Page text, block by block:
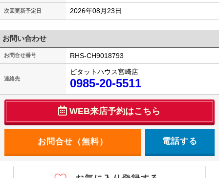
次回更新予定日 2026年08月23日
お問い合わせ
お問合せ番号 RHS-CH9018793
連絡先
ピタットハウス宮崎店
0985-20-5511
WEB来店予約はこちら
電話する